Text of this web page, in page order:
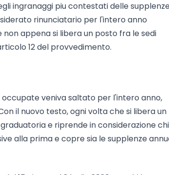
ingranaggi piu contestati delle
rinunciatario per l'intero anno
appena si libera un posto fra le sedi
12 del provvedimento.
veniva saltato per l'intero anno,
il nuovo testo, ogni volta che si libera un
e riprende in considerazione
alla prima e copre sia le supplenze